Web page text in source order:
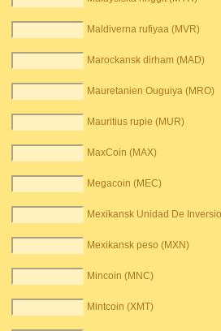
Maldiverna rufiyaa (MVR)
Marockansk dirham (MAD)
Mauretanien Ouguiya (MRO)
Mauritius rupie (MUR)
MaxCoin (MAX)
Megacoin (MEC)
Mexikansk Unidad De
Mexikansk peso (MXN)
Mincoin (MNC)
Mintcoin (XMT)